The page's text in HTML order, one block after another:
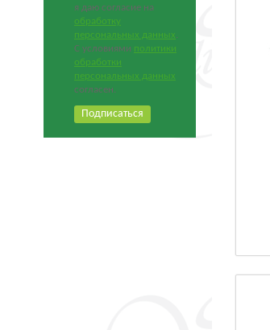
я даю согласие на
обработку
персональных данных.
С условиями политики
обработки
персональных данных
согласен.